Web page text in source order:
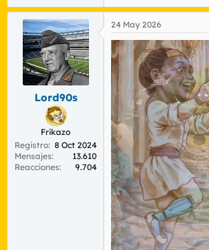
Lord90s
Frikazo
Registro 8 Oct 2024
Mensajes
13.610
Reacciones
9.704
24 May 2026